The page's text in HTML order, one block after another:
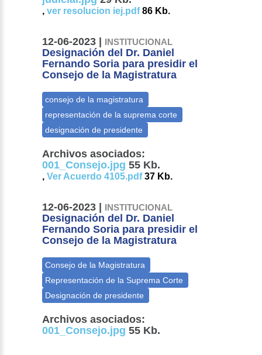
,ver resolucion iej.pdf86 Kb.
12-06-2023 | INSTITUCIONAL
Designación del Dr. Daniel
Fernando Soria para presidir el
Consejo de la Magistratura
Archivos asociados:
001_Consejo.jpg 55 Kb.
,Ver Acuerdo 4105.pdf37 Kb.
12-06-2023 | INSTITUCIONAL
Designación del Dr. Daniel
Fernando Soria para presidir el
Consejo de la Magistratura
Archivos asociados:
001_Consejo.jpg 55 Kb.